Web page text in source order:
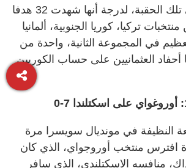
شهدت أهدافا في تلك الحقبة، لدرجة أنها شهدت 32 هدفا
منتخبات تركيا، كوريا الجنوبية، ألمانيا
في المجموعة الثانية، واحدة من
أحفاد العثمانيين على حساب الكوريين
النظيفة في مونديال سويسرا مرة
افترس منتخب أوروجواي، الذي كان
منافسه الاسكتلندي، الذي سافر